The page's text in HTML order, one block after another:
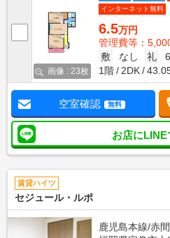
画像 : 23枚
インターネット無料
6.5万円
管理費等：
敷
なし 礼
1階
2DK
空室確認 無料
お店にLINE
賃貸ハイツ
セジュール・ルポ
鹿児島本線/赤